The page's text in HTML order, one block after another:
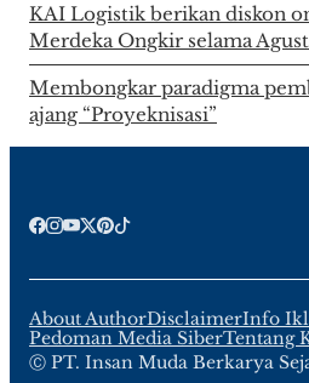
KAI Logistik berikan diskon
Merdeka Ongkir selama
Membongkar paradigma
ajang “Proyeknisasi”
About AuthorDisclaimerInfo
Pedoman Media SiberTentang
Ⓒ PT. Insan Muda Berkarya